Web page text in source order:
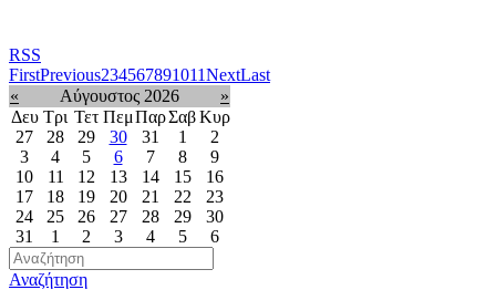
RSS
FirstPrevious234567891011NextLast
«
Αύγουστος 2026
»
Δευ Τρι Τετ ΠεμΠαρΣαβΚυρ
27
28 29 30 31 1
2
3
4 5 6 7 8
9
10
11 12 13 14 15
16
17
18 19 20 21 22
23
24
25 26 27 28 29
30
31
1 2 3 4 5 6
Αναζήτηση